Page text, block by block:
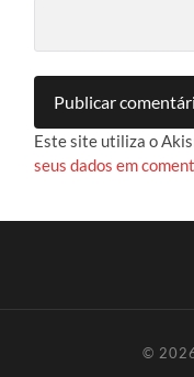
Este site utiliza o
seus dados em
©